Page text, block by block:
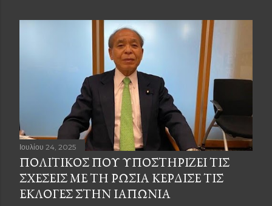
Ιουλίου 24, 2025
ΠΟΛΙΤΙΚΌΣ ΠΟΥ ΥΠΟΣΤΗΡΊΖΕΙ ΤΙΣ
ΣΧΈΣΕΙΣ ΜΕ ΤΗ ΡΩΣΊΑ ΚΈΡΔΙΣΕ ΤΙΣ
ΕΚΛΟΓΈΣ ΣΤΗΝ ΙΑΠΩΝΊΑ